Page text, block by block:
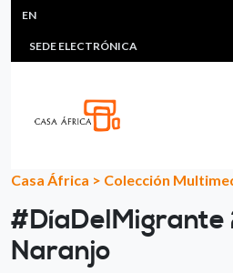
Skip to main content
HEADER MENU
MULTIMEDIA
SEDE ELECTRÓNICA
EN
Casa África > Colección
#DíaDelMigrante
Naranjo